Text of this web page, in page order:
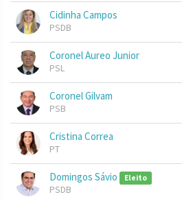
Cidinha Campos
PSDB
Coronel Aureo Junior
PSL
Coronel Gilvam
PSB
Cristina Correa
PT
Domingos Sávio Eleito
PSDB